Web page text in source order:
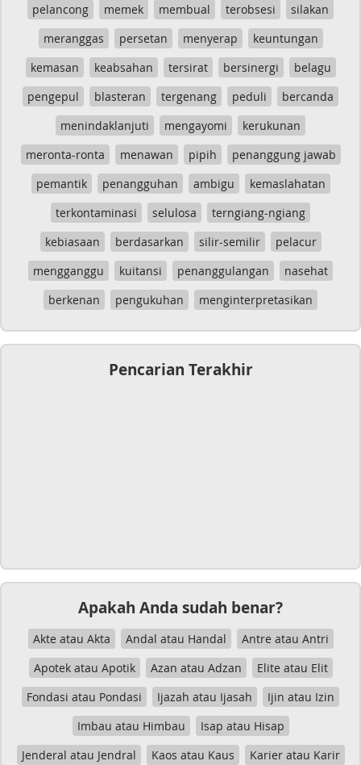
pelancong memek membual terobsesi
silakan
meranggas
persetan menyerap
keuntungan
kemasan
keabsahan tersirat bersinergi
belagu
pengepul
blasteran tergenang peduli
bercanda
menindaklanjuti
mengayomi
kerukunan
meronta-ronta
menawan pipih
penanggung jawab
pemantik
penangguhan ambigu
kemaslahatan
terkontaminasi
selulosa
terngiang-ngiang
kebiasaan
berdasarkan silir-semilir
pelacur
mengganggu
kuitansi penanggulangan
nasehat
berkenan
pengukuhan menginterpretasikan
Pencarian Terakhir
Apakah Anda sudah benar?
Akte atau Akta Andal atau Handal
Antre atau Antri
Apotek atau Apotik
Azan atau Adzan
Elite atau Elit
Fondasi atau Pondasi
Ijazah atau Ijasah
Ijin atau Izin
Imbau atau Himbau
Isap atau Hisap
Jenderal atau Jendral
Kaos atau Kaus
Karier atau Karir